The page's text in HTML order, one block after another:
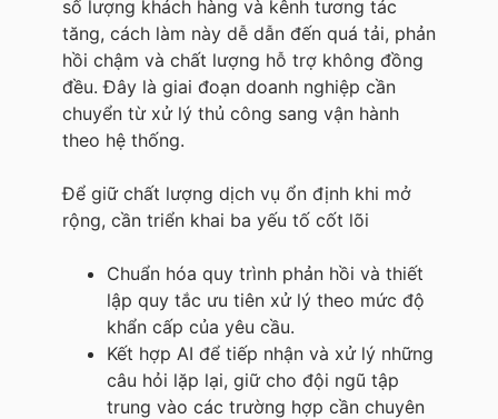
số lượng khách hàng và kênh tương tác
tăng, cách làm này dễ dẫn đến quá tải, phản
hồi chậm và chất lượng hỗ trợ không đồng
đều. Đây là giai đoạn doanh nghiệp cần
chuyển từ xử lý thủ công sang vận hành
theo hệ thống.
Để giữ chất lượng dịch vụ ổn định khi mở
rộng, cần triển khai ba yếu tố cốt lõi
Chuẩn hóa quy trình phản hồi và thiết
lập quy tắc ưu tiên xử lý theo mức độ
khẩn cấp của yêu cầu.
Kết hợp AI để tiếp nhận và xử lý những
câu hỏi lặp lại, giữ cho đội ngũ tập
trung vào các trường hợp cần chuyên